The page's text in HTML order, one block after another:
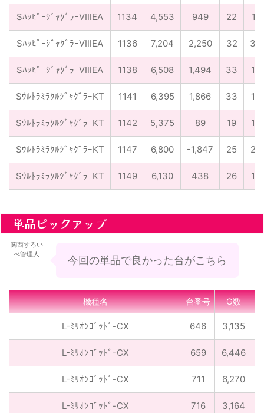
SﾊｯﾋﾟｰｼﾞｬｸﾞﾗｰVⅢEA 1134 4,553 949 22 11
SﾊｯﾋﾟｰｼﾞｬｸﾞﾗｰVⅢEA 1136 7,204 2,250 32 34
SﾊｯﾋﾟｰｼﾞｬｸﾞﾗｰVⅢEA 1138 6,508 1,494 33 14
SｳﾙﾄﾗﾐﾗｸﾙｼﾞｬｸﾞﾗｰKT 1141 6,395 1,866 33 17
SｳﾙﾄﾗﾐﾗｸﾙｼﾞｬｸﾞﾗｰKT 1142 5,375 89 19 19
SｳﾙﾄﾗﾐﾗｸﾙｼﾞｬｸﾞﾗｰKT 1147 6,800 -1,847 25 25
SｳﾙﾄﾗﾐﾗｸﾙｼﾞｬｸﾞﾗｰKT 1149 6,130 438 26 17
単品ピックアップ
関西すろい
べ管理人
今回の単品で良かった台がこちら
機種名 台番号 G数
L-ﾐﾘｵﾝｺﾞｯﾄﾞ-CX 646 3,135
L-ﾐﾘｵﾝｺﾞｯﾄﾞ-CX 659 6,446
L-ﾐﾘｵﾝｺﾞｯﾄﾞ-CX 711 6,270
L-ﾐﾘｵﾝｺﾞｯﾄﾞ-CX 716 3,164